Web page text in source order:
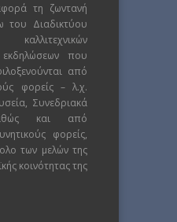
τη ζωντανή
του Διαδικτύου
καλλιτεχνικών
που
από
φορείς – λ.χ.
Συνεδριακά
και από
φορείς,
των μελών της
κοινότητας της